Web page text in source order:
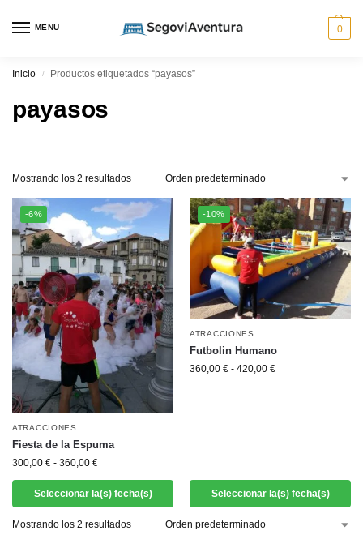
MENU 0
Inicio / Productos etiquetados “payasos”
payasos
Mostrando los 2 resultados
-6%
ATRACCIONES
Fiesta de la Espuma
300,00 € - 360,00 €
Seleccionar la(s) fecha(s)
-10%
ATRACCIONES
Futbolin Humano
360,00 € - 420,00 €
Seleccionar la(s) fecha(s)
Mostrando los 2 resultados